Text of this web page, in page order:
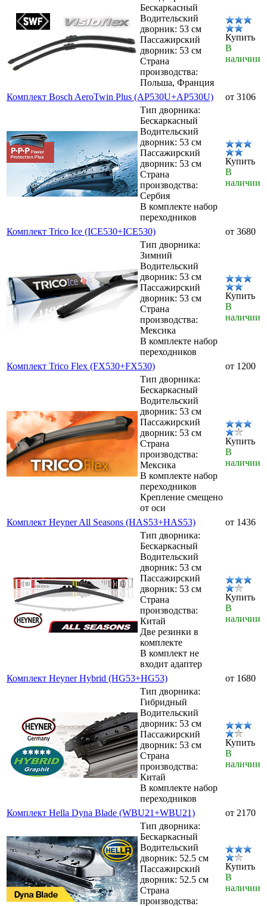
Бескаркасный
Водительский
дворник: 53 см
Пассажирский
дворник: 53 см
Страна
производства:
Польша, Франция
Купить
В
наличии
Комплект Bosch AeroTwin Plus (AP530U+AP530U)
от 3106
Тип дворника:
Бескаркасный
Водительский
дворник: 53 см
Пассажирский
дворник: 53 см
Страна
производства:
Сербия
В комплекте набор
переходников
Купить
В
наличии
Комплект Trico Ice (ICE530+ICE530)
от 3680
Тип дворника:
Зимний
Водительский
дворник: 53 см
Пассажирский
дворник: 53 см
Страна
производства:
Мексика
В комплекте набор
переходников
Купить
В
наличии
Комплект Trico Flex (FX530+FX530)
от 1200
Тип дворника:
Бескаркасный
Водительский
дворник: 53 см
Пассажирский
дворник: 53 см
Страна
производства:
Мексика
В комплекте набор
переходников
Крепление смещено
от оси
Купить
В
наличии
Комплект Heyner All Seasons (HAS53+HAS53)
от 1436
Тип дворника:
Бескаркасный
Водительский
дворник: 53 см
Пассажирский
дворник: 53 см
Страна
производства:
Китай
Две резинки в
комплекте
В комплект не
входит адаптер
Купить
В
наличии
Комплект Heyner Hybrid (HG53+HG53)
от 1680
Тип дворника:
Гибридный
Водительский
дворник: 53 см
Пассажирский
дворник: 53 см
Страна
производства:
Китай
В комплекте набор
переходников
Купить
В
наличии
Комплект Hella Dyna Blade (WBU21+WBU21)
от 2170
Тип дворника:
Бескаркасный
Водительский
дворник: 52.5 см
Пассажирский
дворник: 52.5 см
Страна
производства:
Купить
В
наличии